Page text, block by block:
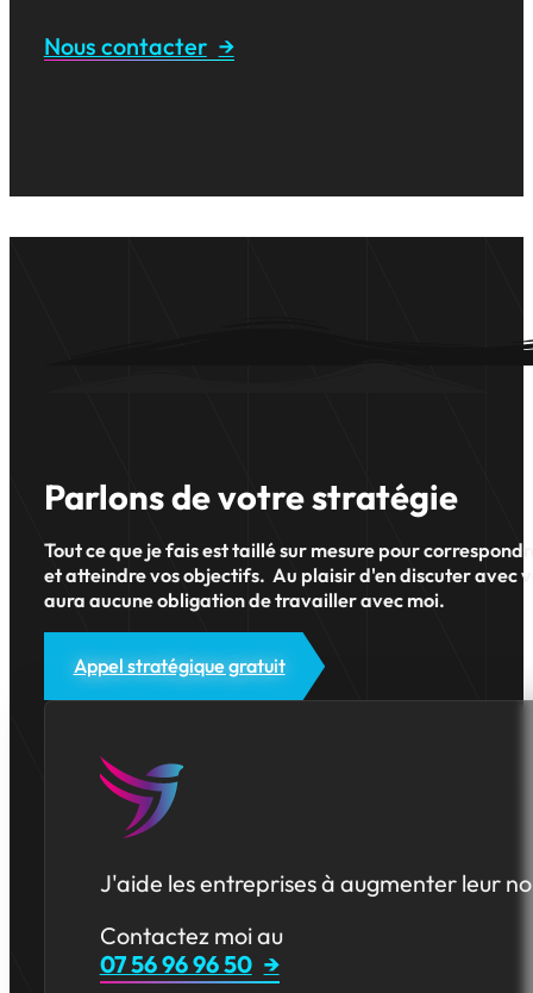
Nous contacter
Parlons de votre stratégie
Tout ce que je fais est taillé sur mesure pour
et atteindre vos objectifs. Au plaisir d'en discuter avec
aura aucune obligation de travailler avec moi.
Appel stratégique gratuit
J'aide les entreprises à augmenter leur
Contactez moi au
07 56 96 96 50